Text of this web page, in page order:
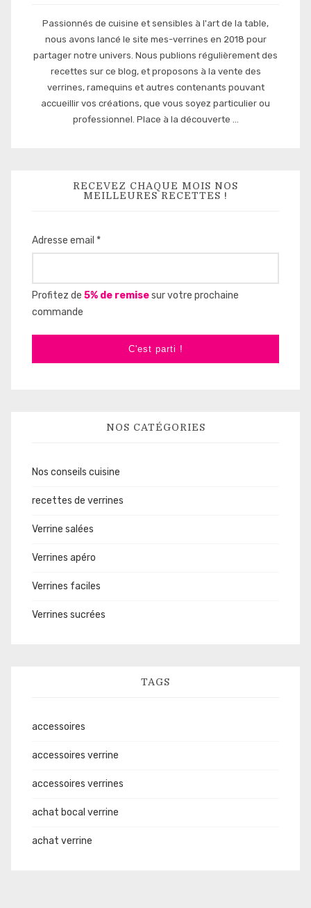
Passionnés de cuisine et sensibles à l'art de la table,
nous avons lancé le site mes-verrines en 2018 pour
partager notre univers. Nous publions régulièrement des
recettes sur ce blog, et proposons à la vente des
verrines, ramequins et autres contenants pouvant
accueillir vos créations, que vous soyez particulier ou
professionnel. Place à la découverte ...
RECEVEZ CHAQUE MOIS NOS
MEILLEURES RECETTES !
Adresse email *
Profitez de 5% de remisesur votre prochaine
commande
C'est parti !
NOS CATÉGORIES
Nos conseils cuisine
recettes de verrines
Verrine salées
Verrines apéro
Verrines faciles
Verrines sucrées
TAGS
accessoires
accessoires verrine
accessoires verrines
achat bocal verrine
achat verrine